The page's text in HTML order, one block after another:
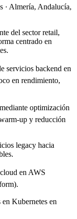
· Almería, Andalucía,
del sector retail,
centrado en
servicios backend en
en rendimiento,
optimización
up y reducción
legacy hacia
en AWS
Kubernetes en